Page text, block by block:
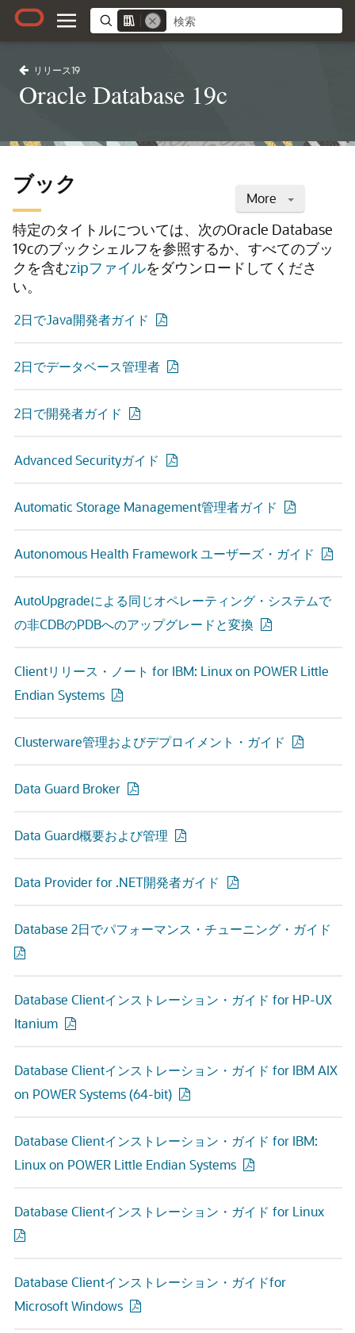
リリース19
Oracle Database 19c
More
ブック
特定のタイトルについては、次のOracle Database
19cのブックシェルフを参照するか、すべてのブッ
クを含むzipファイルをダウンロードしてくださ
い。
2日でJava開発者ガイド
2日でデータベース管理者
2日で開発者ガイド
Advanced Securityガイド
Automatic Storage Management管理者ガイド
Autonomous Health Framework ユーザーズ・ガイド
AutoUpgradeによる同じオペレーティング・システムで
の非CDBのPDBへのアップグレードと変換
Clientリリース・ノート for IBM: Linux on POWER Little
Endian Systems
Clusterware管理およびデプロイメント・ガイド
Data Guard Broker
Data Guard概要および管理
Data Provider for .NET開発者ガイド
Database 2日でパフォーマンス・チューニング・ガイド
Database Clientインストレーション・ガイド for HP-UX
Itanium
Database Clientインストレーション・ガイド for IBM AIX
on POWER Systems (64-bit)
Database Clientインストレーション・ガイド for IBM:
Linux on POWER Little Endian Systems
Database Clientインストレーション・ガイド for Linux
Database Clientインストレーション・ガイドfor
Microsoft Windows